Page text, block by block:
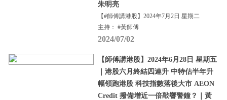
朱明亮
【#師傅講港股】2024年7月2日 星期二
主持： #黃師傅
2024/07/02
【師傅講港股】2024年6月28日 星期五
｜港股六月終結四連升 中特估半年升
幅領跑港股 科技指數落後大市 AEON
Credit 撥備增近一倍敲響警鐘？｜黃